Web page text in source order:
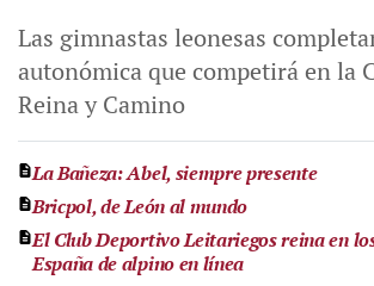
Las gimnastas leonesas
autonómica que competirá en la
Reina y Camino
La Bañeza: Abel, siempre presente
Bricpol, de León al mundo
El Club Deportivo Leitariegos reina en
España de alpino en línea